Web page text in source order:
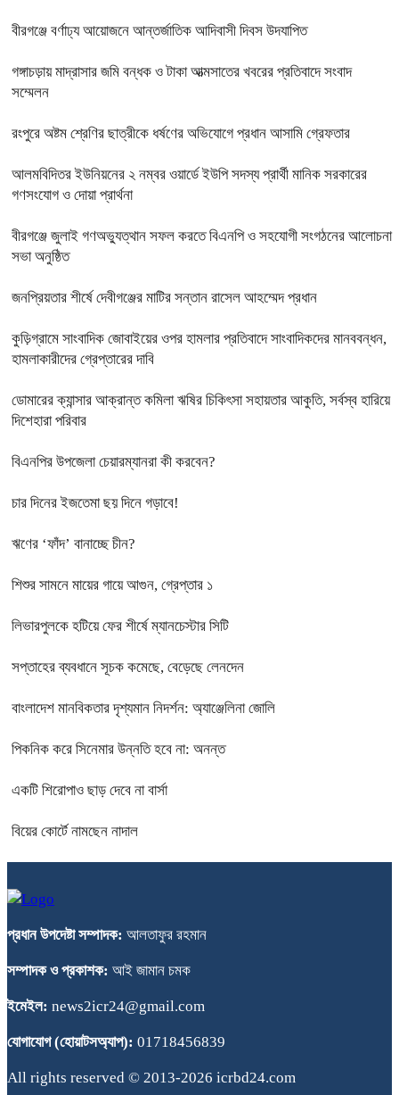
বীরগঞ্জে বর্ণাঢ্য আয়োজনে আন্তর্জাতিক আদিবাসী দিবস উদযাপিত
গঙ্গাচড়ায় মাদ্রাসার জমি বন্ধক ও টাকা আত্মসাতের খবরের প্রতিবাদে সংবাদ
সম্মেলন
রংপুরে অষ্টম শ্রেণির ছাত্রীকে ধর্ষণের অভিযোগে প্রধান আসামি গ্রেফতার
আলমবিদিতর ইউনিয়নের ২ নম্বর ওয়ার্ডে ইউপি সদস্য প্রার্থী মানিক সরকারের
গণসংযোগ ও দোয়া প্রার্থনা
বীরগঞ্জে জুলাই গণঅভ্যুত্থান সফল করতে বিএনপি ও সহযোগী সংগঠনের আলোচনা
সভা অনুষ্ঠিত
জনপ্রিয়তার শীর্ষে দেবীগঞ্জের মাটির সন্তান রাসেল আহম্মেদ প্রধান
কুড়িগ্রামে সাংবাদিক জোবাইয়ের ওপর হামলার প্রতিবাদে সাংবাদিকদের মানববন্ধন,
হামলাকারীদের গ্রেপ্তারের দাবি
ডোমারের ক্যান্সার আক্রান্ত কমিলা ঋষির চিকিৎসা সহায়তার আকুতি, সর্বস্ব হারিয়ে
দিশেহারা পরিবার
বিএনপির উপজেলা চেয়ারম্যানরা কী করবেন?
চার দিনের ইজতেমা ছয় দিনে গড়াবে!
ঋণের ‘ফাঁদ’ বানাচ্ছে চীন?
শিশুর সামনে মায়ের গায়ে আগুন, গ্রেপ্তার ১
লিভারপুলকে হটিয়ে ফের শীর্ষে ম্যানচেস্টার সিটি
সপ্তাহের ব্যবধানে সূচক কমেছে, বেড়েছে লেনদেন
বাংলাদেশ মানবিকতার দৃশ্যমান নিদর্শন: অ্যাঞ্জেলিনা জোলি
পিকনিক করে সিনেমার উন্নতি হবে না: অনন্ত
একটি শিরোপাও ছাড় দেবে না বার্সা
বিয়ের কোর্টে নামছেন নাদাল
প্রধান উপদেষ্টা সম্পাদক: আলতাফুর রহমান
সম্পাদক ও প্রকাশক: আই জামান চমক
ইমেইল: news2icr24@gmail.com
যোগাযোগ (হোয়াটসঅ্যাপ): 01718456839
All rights reserved © 2013-2026 icrbd24.com